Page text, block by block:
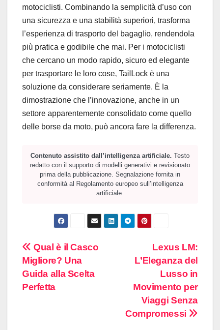
motociclisti. Combinando la semplicità d’uso con
una sicurezza e una stabilità superiori, trasforma
l’esperienza di trasporto del bagaglio, rendendola
più pratica e godibile che mai. Per i motociclisti
che cercano un modo rapido, sicuro ed elegante
per trasportare le loro cose, TailLock è una
soluzione da considerare seriamente. È la
dimostrazione che l’innovazione, anche in un
settore apparentemente consolidato come quello
delle borse da moto, può ancora fare la differenza.
Contenuto assistito dall’intelligenza artificiale. Testo
redatto con il supporto di modelli generativi e revisionato
prima della pubblicazione. Segnalazione fornita in
conformità al Regolamento europeo sull’intelligenza
artificiale.
Navigazione
articoli
Lexus LM:
L’Eleganza del
Lusso in
Movimento per
Viaggi Senza
Compromessi
Qual è il Casco
Migliore? Una
Guida alla Scelta
Perfetta